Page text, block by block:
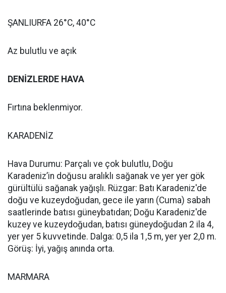
ŞANLIURFA 26°C, 40°C
Az bulutlu ve açık
DENİZLERDE HAVA
Fırtına beklenmiyor.
KARADENİZ
Hava Durumu: Parçalı ve çok bulutlu, Doğu
Karadeniz’in doğusu aralıklı sağanak ve yer yer gök
gürültülü sağanak yağışlı. Rüzgar: Batı Karadeniz'de
doğu ve kuzeydoğudan, gece ile yarın (Cuma) sabah
saatlerinde batısı güneybatıdan; Doğu Karadeniz'de
kuzey ve kuzeydoğudan, batısı güneydoğudan 2 ila 4,
yer yer 5 kuvvetinde. Dalga: 0,5 ila 1,5 m, yer yer 2,0 m.
Görüş: İyi, yağış anında orta.
MARMARA